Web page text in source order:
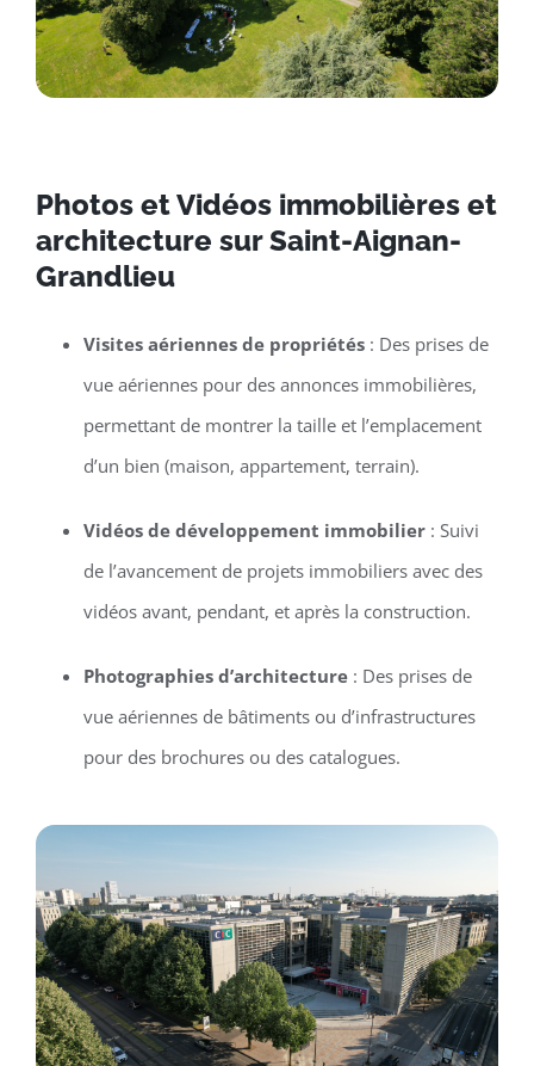
Photos et Vidéos immobilières et
architecture sur Saint-Aignan-
Grandlieu
Visites aériennes de propriétés: Des prises de
vue aériennes pour des annonces immobilières,
permettant de montrer la taille et l’emplacement
d’un bien (maison, appartement, terrain).
Vidéos de développement immobilier: Suivi
de l’avancement de projets immobiliers avec des
vidéos avant, pendant, et après la construction.
Photographies d’architecture: Des prises de
vue aériennes de bâtiments ou d’infrastructures
pour des brochures ou des catalogues.